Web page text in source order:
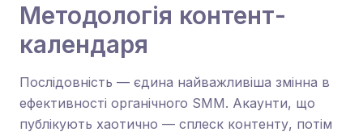
Методологія контент-
календаря
Послідовність — єдина найважливіша змінна в
ефективності органічного SMM. Акаунти, що
публікують хаотично — сплеск контенту, потім